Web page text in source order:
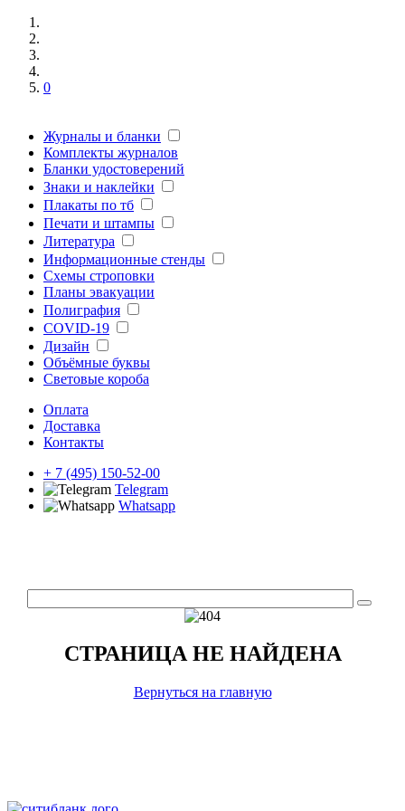
0
Журналы и бланки
Комплекты журналов
Бланки удостоверений
Знаки и наклейки
Плакаты по тб
Печати и штампы
Литература
Информационные стенды
Схемы строповки
Планы эвакуации
Полиграфия
COVID-19
Дизайн
Объёмные буквы
Световые короба
Оплата
Доставка
Контакты
+ 7 (495) 150-52-00
Telegram
Whatsapp
СТРАНИЦА НЕ НАЙДЕНА
Вернуться на главную